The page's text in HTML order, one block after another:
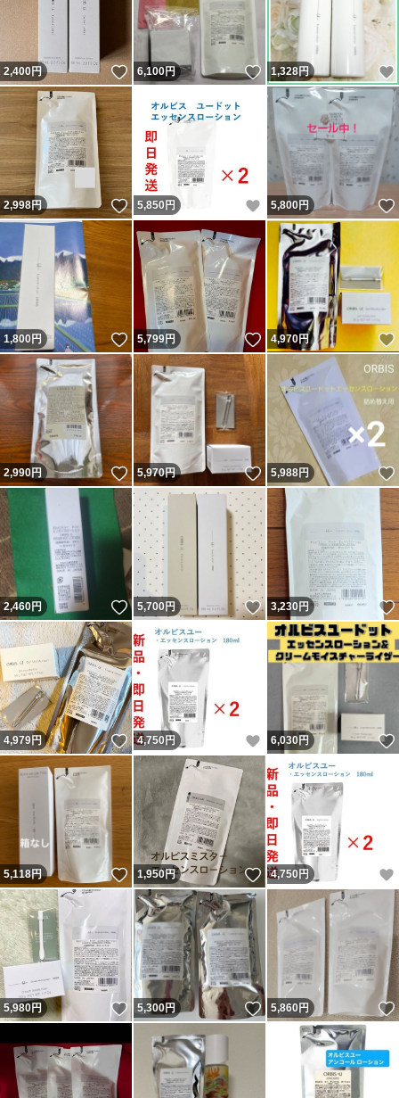
2,400円 いいね！
6,100円 いいね！
1,328円
2,998円 いいね！
5,850 円 いいね！
5,800円
1,800円 いいね！
5,799円 いいね！
4,970円
2,990円 いいね！
5,970円 いいね！
5,988円
2,460円 いいね！
5,700円 いいね！
3,230円
4,979円 いいね！
4,750 円 いいね！
6,030円
5,118円 いいね！
1,950円 いいね！
4,750 円
5,980円 いいね！
5,300円 いいね！
5,860円